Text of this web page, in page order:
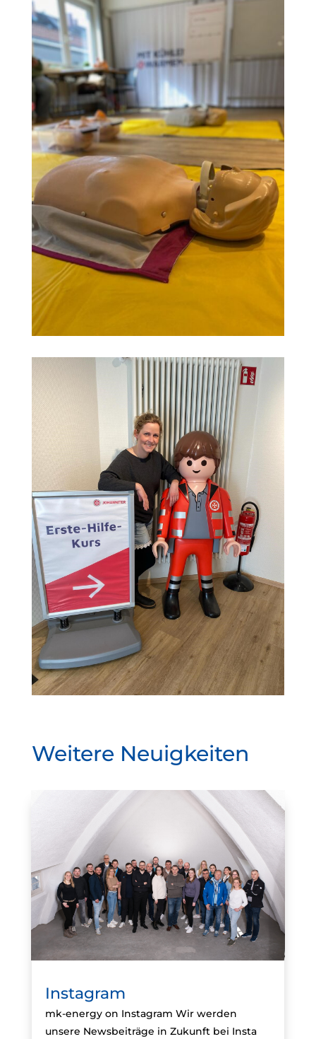
Weitere Neuigkeiten
Instagram
mk-energy on Instagram Wir werden
unsere Newsbeiträge in Zukunft bei Insta